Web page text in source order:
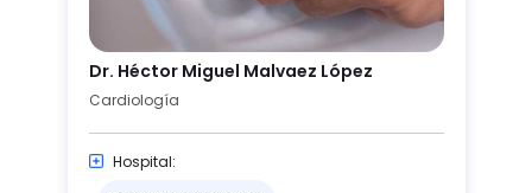
Dr. Héctor Miguel Malvaez López
Cardiología
Hospital: